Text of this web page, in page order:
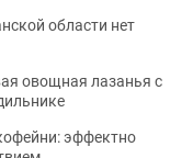
области нет
овощная лазанья с
эффектно